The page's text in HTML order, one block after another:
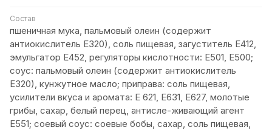
Состав
пшеничная мука, пальмовый олеин (содержит
антиокислитель Е320), соль пищевая, загуститель Е412,
эмульгатор Е452, регуляторы кислотности: Е501, Е500;
соус: пальмовый олеин (содержит антиокислитель
Е320), кунжутное масло; приправа: соль пищевая,
усилители вкуса и аромата: Е 621, Е631, Е627, молотые
грибы, сахар, белый перец, антисле-живающий агент
Е551; соевый соус: соевые бобы, сахар, соль пищевая,